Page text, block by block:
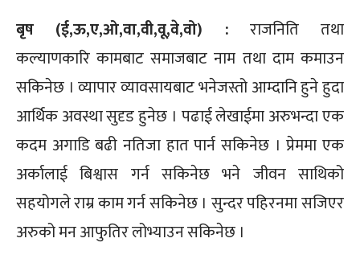
बृष (ई,ऊ,ए,ओ,वा,वी,वू,वे,वो) : राजनिति तथा
कल्याणकारि कामबाट समाजबाट नाम तथा दाम कमाउन
सकिनेछ । व्यापार व्यावसायबाट भनेजस्तो आम्दानि हुने हुदा
आर्थिक अवस्था सुदृड हुनेछ । पढाई लेखाईमा अरुभन्दा एक
कदम अगाडि बढी नतिजा हात पार्न सकिनेछ । प्रेममा एक
अर्कालाई बिश्वास गर्न सकिनेछ भने जीवन साथिको
सहयोगले राम्र काम गर्न सकिनेछ । सुन्दर पहिरनमा सजिएर
अरुको मन आफुतिर लोभ्याउन सकिनेछ ।